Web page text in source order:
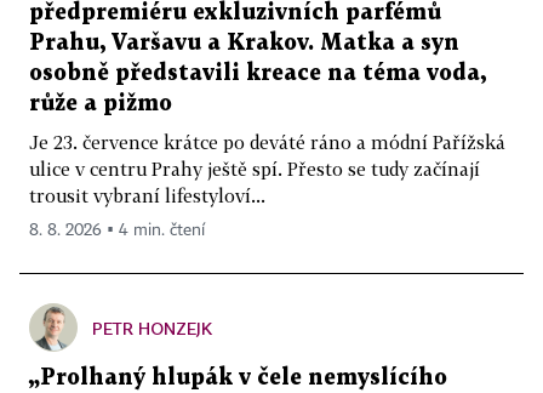
předpremiéru exkluzivních parfémů
Prahu, Varšavu a Krakov. Matka a syn
osobně představili kreace na téma voda,
růže a pižmo
Je 23. července krátce po deváté ráno a módní Pařížská
ulice v centru Prahy ještě spí. Přesto se tudy začínají
trousit vybraní lifestyloví...
8. 8. 2026 ▪ 4 min. čtení
PETR HONZEJK
„Prolhaný hlupák v čele nemyslícího